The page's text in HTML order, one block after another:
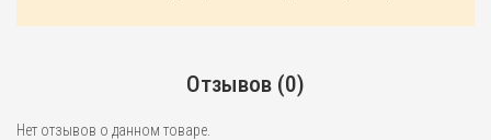
Отзывов (0)
Нет отзывов о данном товаре.